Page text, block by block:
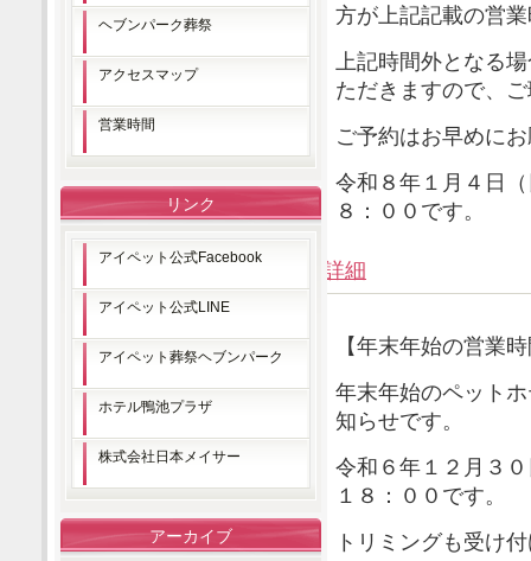
方が上記記載の営
上記時間外となる
ただきますので、
ご予約はお早めに
令和８年１月４日
８：００です。
詳細
【年末年始の営業
年末年始のペット
知らせです。
令和６年１２月３
１８：００です。
トリミングも受け
ヘブンパーク葬祭
アクセスマップ
営業時間
リンク
アイペット公式Facebook
アイペット公式LINE
アイペット葬祭ヘブンパーク
ホテル鴨池プラザ
株式会社日本メイサー
アーカイブ